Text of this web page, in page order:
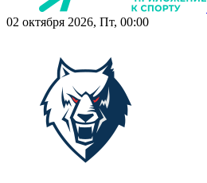
02 октября 2026, Пт, 00:00